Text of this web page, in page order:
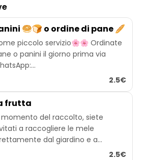
🥯🍞 o ordine di pane 🥖
piccolo servizio🌸🌸 Ordinate
o panini il giorno prima via
o il pane alle carote 🥕
un supplemento in loco.
si riferisce solo ai panini.
voi se fare il panettiere o se
2.5€
frutta
momento del raccolto, siete
a raccogliere le mele
dal giardino e a
con voi durante il viaggio.2.5€